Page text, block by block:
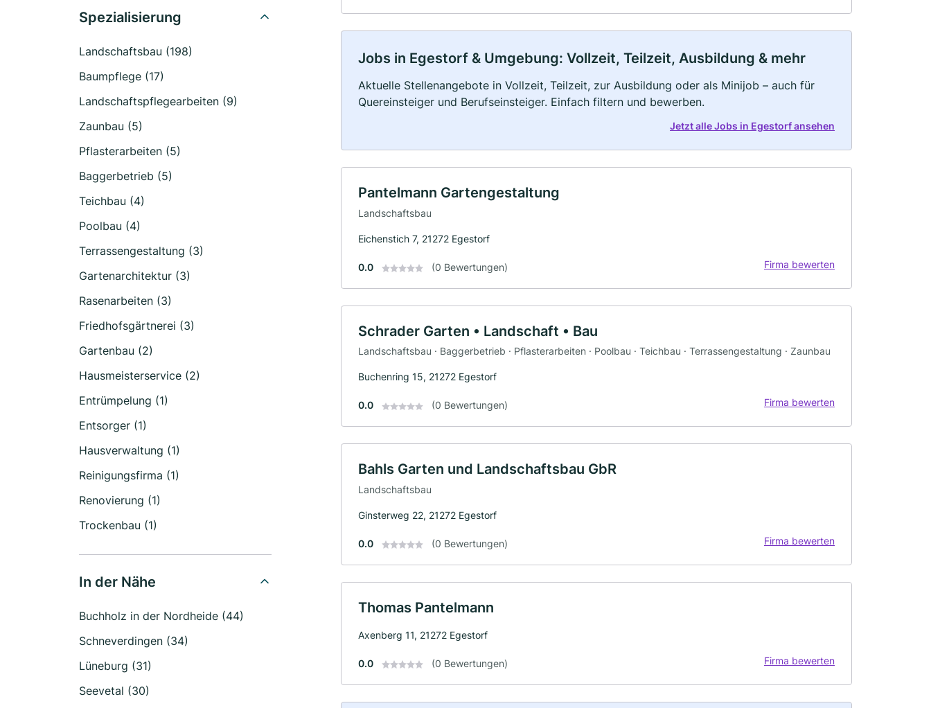
Spezialisierung
Landschaftsbau (198)
Baumpflege (17)
Landschaftspflegearbeiten (9)
Zaunbau (5)
Pflasterarbeiten (5)
Baggerbetrieb (5)
Teichbau (4)
Poolbau (4)
Terrassengestaltung (3)
Gartenarchitektur (3)
Rasenarbeiten (3)
Friedhofsgärtnerei (3)
Gartenbau (2)
Hausmeisterservice (2)
Entrümpelung (1)
Entsorger (1)
Hausverwaltung (1)
Reinigungsfirma (1)
Renovierung (1)
Trockenbau (1)
In der Nähe
Buchholz in der Nordheide (44)
Schneverdingen (34)
Lüneburg (31)
Seevetal (30)
Jobs in Egestorf & Umgebung: Vollzeit, Teilzeit, Ausbildung & mehr
Aktuelle Stellenangebote in Vollzeit, Teilzeit, zur Ausbildung oder als Minijob – auch für
Quereinsteiger und Berufseinsteiger. Einfach filtern und bewerben.
Jetzt alle Jobs in Egestorf ansehen
Pantelmann Gartengestaltung
Landschaftsbau
Eichenstich 7, 21272 Egestorf
0.0 (0 Bewertungen) Firma bewerten
Schrader Garten • Landschaft • Bau
Landschaftsbau · Baggerbetrieb · Pflasterarbeiten · Poolbau · Teichbau · Terrassengestaltung · Zaunbau
Buchenring 15, 21272 Egestorf
0.0 (0 Bewertungen) Firma bewerten
Bahls Garten und Landschaftsbau GbR
Landschaftsbau
Ginsterweg 22, 21272 Egestorf
0.0 (0 Bewertungen) Firma bewerten
Thomas Pantelmann
Axenberg 11, 21272 Egestorf
0.0 (0 Bewertungen) Firma bewerten